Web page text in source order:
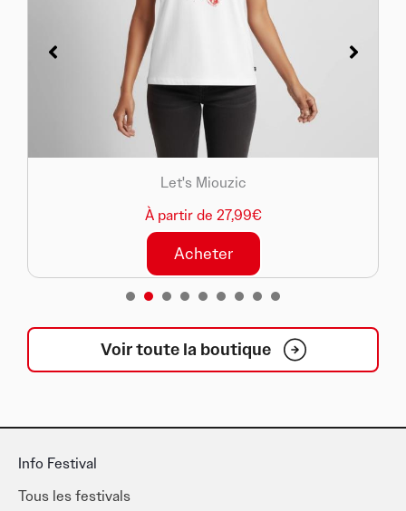
Let's Miouzic
À partir de 27,99€
Acheter
1
Voir toute la boutique
Info Festival
Tous les festivals